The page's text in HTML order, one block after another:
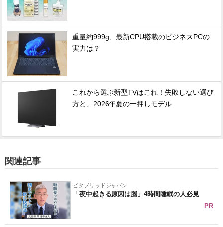
重量約999g、最新CPU搭載のビジネスPCの
実力は？
これから選ぶ新型TVはこれ！失敗しない選び
方と、2026年夏の一押しモデル
関連記事
ビタブリッドジャパン
「夜中起きる原因は脳」4時間睡眠の人必見
PR